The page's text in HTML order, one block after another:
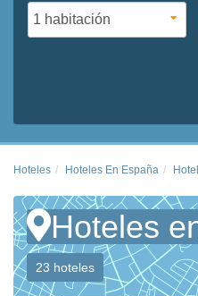
Hoteles Hoteles En España
Hoteles
23 hoteles